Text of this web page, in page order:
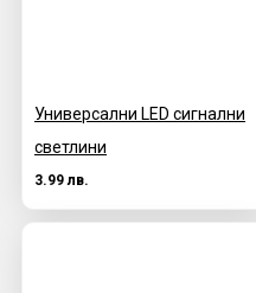
Универсални LED сигнални
светлини
3.99 лв.